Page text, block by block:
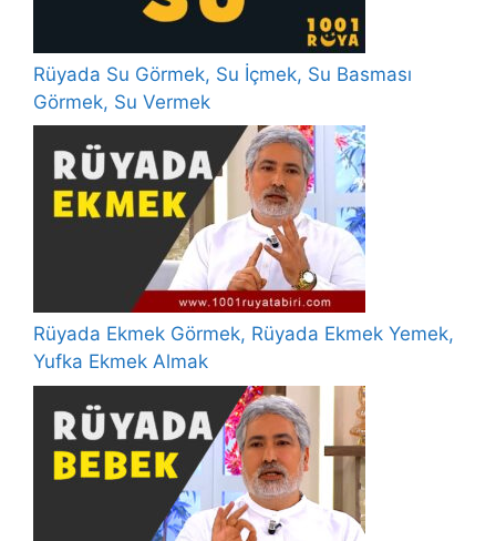
Rüyada Su Görmek, Su İçmek, Su Basması
Görmek, Su Vermek
Rüyada Ekmek Görmek, Rüyada Ekmek Yemek,
Yufka Ekmek Almak